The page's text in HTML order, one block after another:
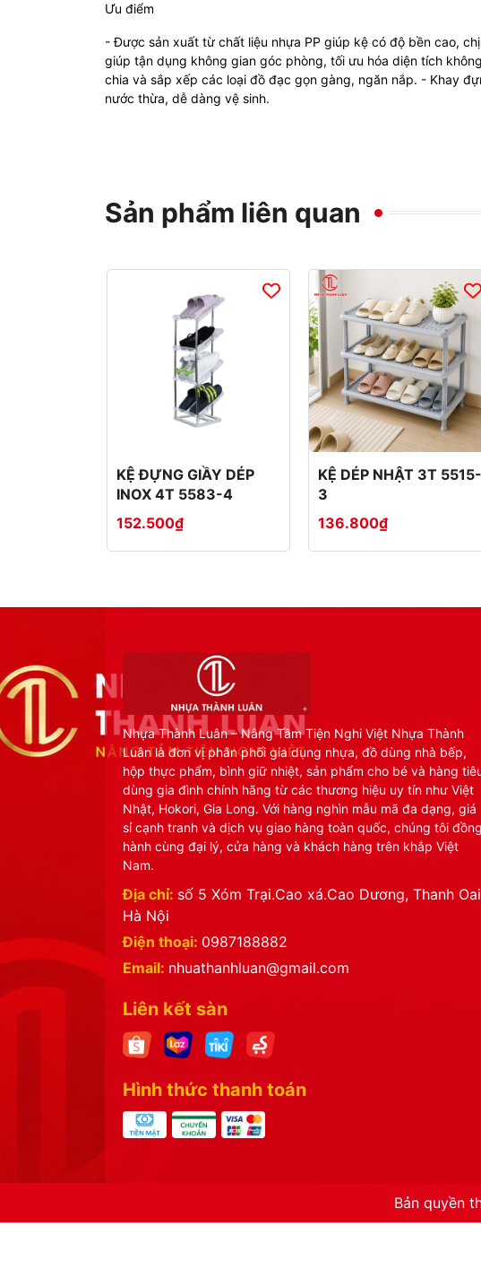
Ưu điểm
- Được sản xuất từ chất liệu nhựa PP giúp kệ có độ bền cao,
giúp tận dụng không gian góc phòng, tối ưu hóa diện tích
chia và sắp xếp các loại đồ đạc gọn gàng, ngăn nắp. - Khay
nước thừa, dễ dàng vệ sinh.
Sản phẩm liên quan
KỆ ĐỰNG GIẦY DÉP
INOX 4T 5583-4
152.500₫
KỆ DÉP NHẬT 3T 5515-
3
136.800₫
Nhựa Thành Luân – Nâng Tầm Tiện Nghi Việt Nhựa Thành
Luân là đơn vị phân phối gia dụng nhựa, đồ dùng nhà bếp,
hộp thực phẩm, bình giữ nhiệt, sản phẩm cho bé và hàng
dùng gia đình chính hãng từ các thương hiệu uy tín như Việt
Nhật, Hokori, Gia Long. Với hàng nghìn mẫu mã đa dạng, giá
sỉ cạnh tranh và dịch vụ giao hàng toàn quốc, chúng tôi đồng
hành cùng đại lý, cửa hàng và khách hàng trên khắp Việt
Nam.
Địa chỉ: số 5 Xóm Trại.Cao xá.Cao Dương, Thanh
Hà Nội
Điện thoại: 0987188882
Email: nhuathanhluan@gmail.com
Liên kết sàn
Hình thức thanh toán
Bản quyền